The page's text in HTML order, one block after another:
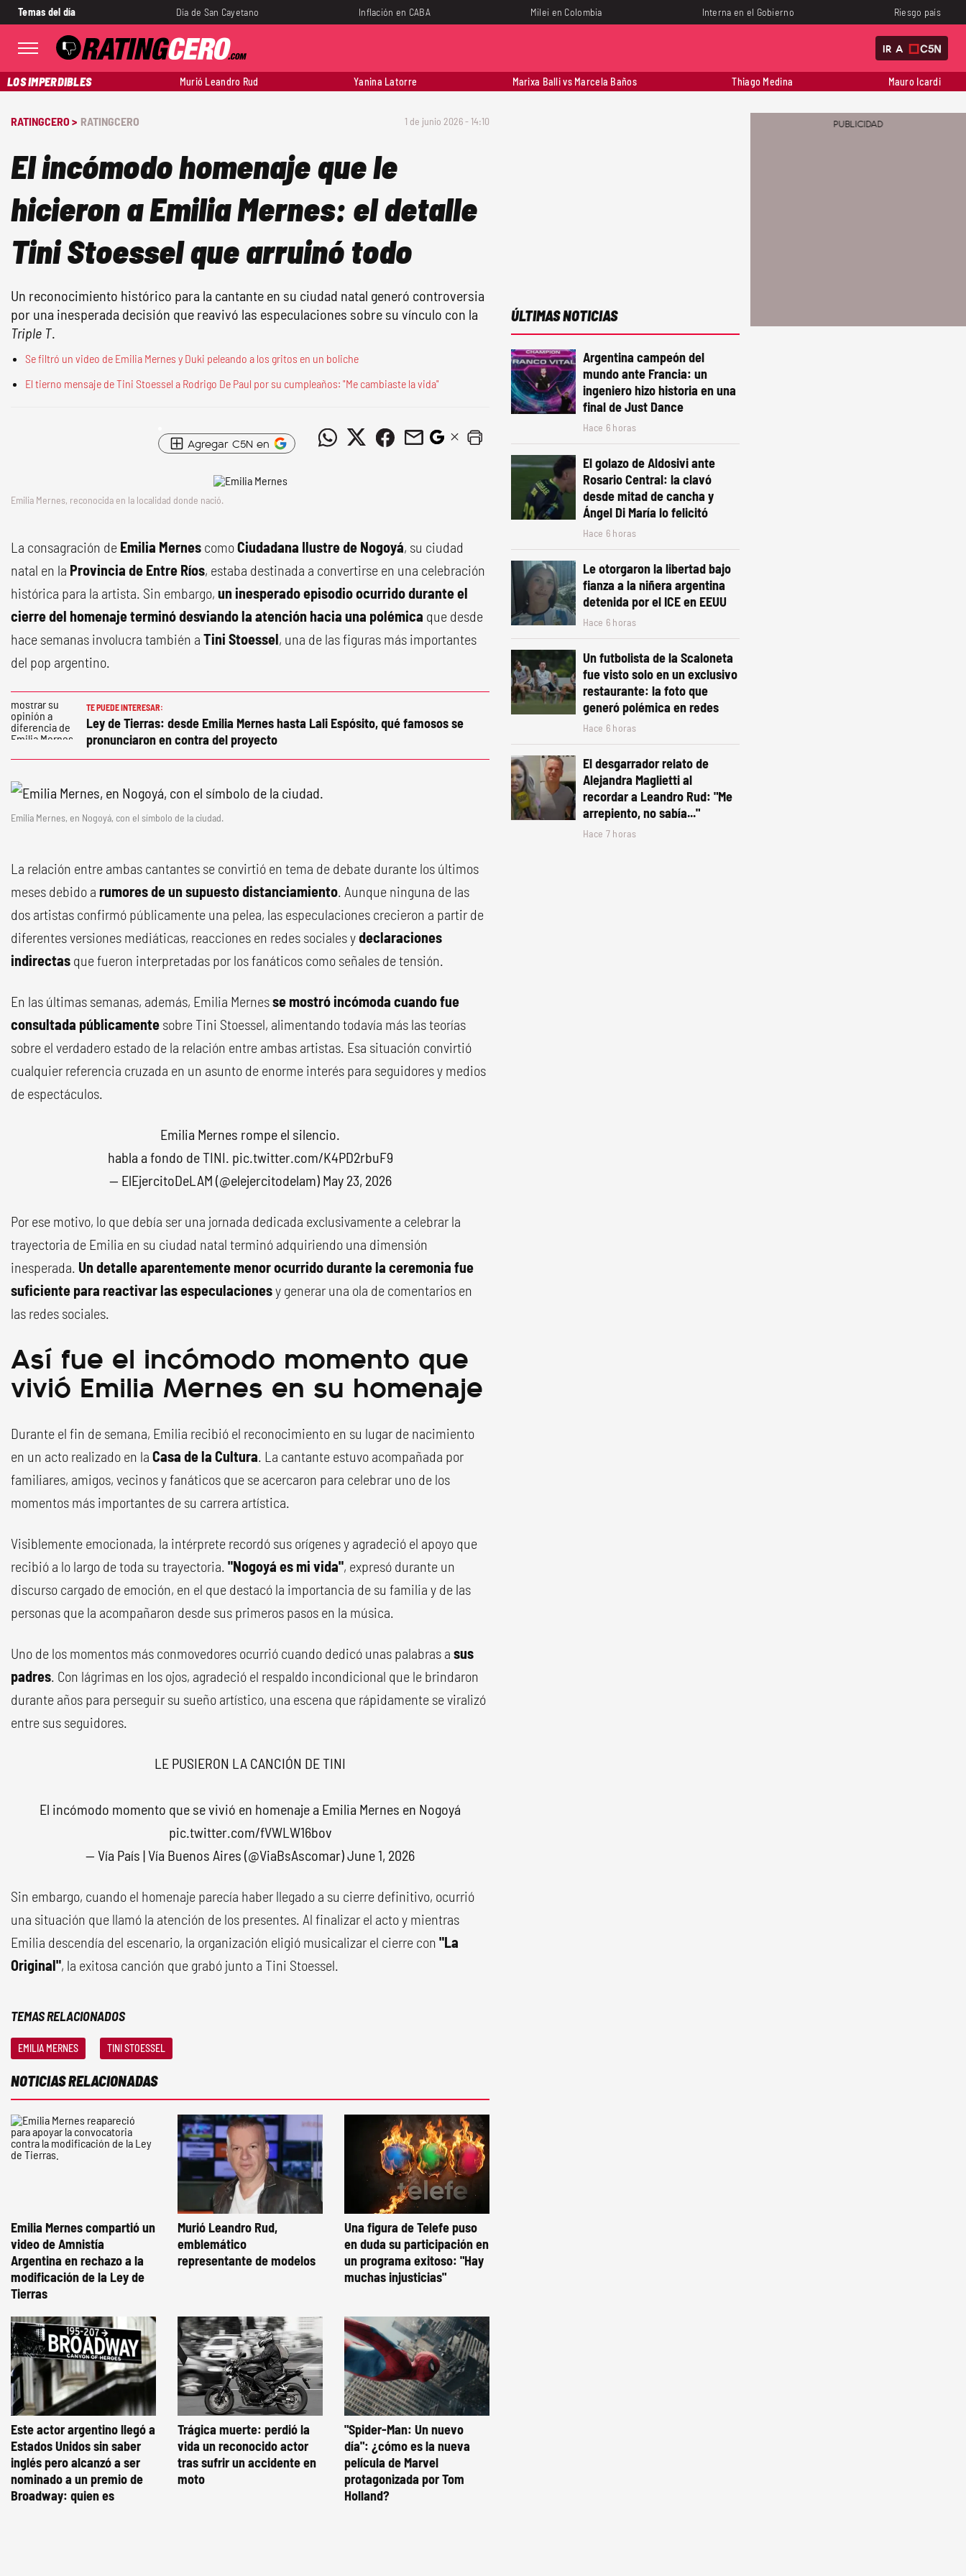
Temas del día Día de San Cayetano Inflación en CABA Milei en Colombia Interna en el Gobierno Riesgo país
IR A
LOS IMPERDIBLES Murió Leandro Rud Yanina Latorre Marixa Balli vs Marcela Baños Thiago Medina Mauro Icardi
RATINGCERO > RATINGCERO 1 de junio 2026 - 14:10
El incómodo homenaje que le
hicieron a Emilia Mernes: el detalle
Tini Stoessel que arruinó todo
Un reconocimiento histórico para la cantante en su ciudad natal generó controversia
por una inesperada decisión que reavivó las especulaciones sobre su vínculo con la
Triple T.
Se filtró un video de Emilia Mernes y Duki peleando a los gritos en un boliche
El tierno mensaje de Tini Stoessel a Rodrigo De Paul por su cumpleaños: "Me cambiaste la vida"
Agregar C5N en
Emilia Mernes, reconocida en la localidad donde nació.
La consagración de Emilia Mernes comoCiudadana Ilustre de Nogoyá, su ciudad
natal en la Provincia de Entre Ríos, estaba destinada a convertirse en una celebración
histórica para la artista. Sin embargo, un inesperado episodio ocurrido durante el
cierre del homenaje terminó desviando la atención hacia una polémica que desde
hace semanas involucra también a Tini Stoessel, una de las figuras más importantes
del pop argentino.
TE PUEDE INTERESAR:
Ley de Tierras: desde Emilia Mernes hasta Lali Espósito, qué famosos se
pronunciaron en contra del proyecto
Emilia Mernes, en Nogoyá, con el símbolo de la ciudad.
La relación entre ambas cantantes se convirtió en tema de debate durante los últimos
meses debido a rumores de un supuesto distanciamiento. Aunque ninguna de las
dos artistas confirmó públicamente una pelea, las especulaciones crecieron a partir de
diferentes versiones mediáticas, reacciones en redes sociales ydeclaraciones
indirectas que fueron interpretadas por los fanáticos como señales de tensión.
En las últimas semanas, además, Emilia Mernesse mostró incómoda cuando fue
consultada públicamente sobre Tini Stoessel, alimentando todavía más las teorías
sobre el verdadero estado de la relación entre ambas artistas. Esa situación convirtió
cualquier referencia cruzada en un asunto de enorme interés para seguidores y medios
de espectáculos.
Emilia Mernes rompe el silencio.
habla a fondo de TINI. pic.twitter.com/K4PD2rbuF9
— ElEjercitoDeLAM (@elejercitodelam) May 23, 2026
Por ese motivo, lo que debía ser una jornada dedicada exclusivamente a celebrar la
trayectoria de Emilia en su ciudad natal terminó adquiriendo una dimensión
inesperada. Un detalle aparentemente menor ocurrido durante la ceremonia fue
suficiente para reactivar las especulacionesy generar una ola de comentarios en
las redes sociales.
Así fue el incómodo momento que
vivió Emilia Mernes en su homenaje
Durante el fin de semana, Emilia recibió el reconocimiento en su lugar de nacimiento
en un acto realizado en la Casa de la Cultura. La cantante estuvo acompañada por
familiares, amigos, vecinos y fanáticos que se acercaron para celebrar uno de los
momentos más importantes de su carrera artística.
Visiblemente emocionada, la intérprete recordó sus orígenes y agradeció el apoyo que
recibió a lo largo de toda su trayectoria. "Nogoyá es mi vida", expresó durante un
discurso cargado de emoción, en el que destacó la importancia de su familia y de las
personas que la acompañaron desde sus primeros pasos en la música.
Uno de los momentos más conmovedores ocurrió cuando dedicó unas palabras a sus
padres. Con lágrimas en los ojos, agradeció el respaldo incondicional que le brindaron
durante años para perseguir su sueño artístico, una escena que rápidamente se viralizó
entre sus seguidores.
LE PUSIERON LA CANCIÓN DE TINI
El incómodo momento que se vivió en homenaje a Emilia Mernes en Nogoyá
pic.twitter.com/fVWLW16bov
— Vía País | Vía Buenos Aires (@ViaBsAscomar)June 1, 2026
Sin embargo, cuando el homenaje parecía haber llegado a su cierre definitivo, ocurrió
una situación que llamó la atención de los presentes. Al finalizar el acto y mientras
Emilia descendía del escenario, la organización eligió musicalizar el cierre con "La
Original", la exitosa canción que grabó junto a Tini Stoessel.
TEMAS RELACIONADOS
EMILIA MERNES TINI STOESSEL
NOTICIAS RELACIONADAS
Emilia Mernes compartió un
video de Amnistía
Argentina en rechazo a la
modificación de la Ley de
Tierras
Murió Leandro Rud,
emblemático
representante de modelos
Una figura de Telefe puso
en duda su participación en
un programa exitoso: "Hay
muchas injusticias"
Este actor argentino llegó a
Estados Unidos sin saber
inglés pero alcanzó a ser
nominado a un premio de
Broadway: quien es
Trágica muerte: perdió la
vida un reconocido actor
tras sufrir un accidente en
moto
"Spider-Man: Un nuevo
día": ¿cómo es la nueva
película de Marvel
protagonizada por Tom
Holland?
ÚLTIMAS NOTICIAS
Argentina campeón del
mundo ante Francia: un
ingeniero hizo historia en una
final de Just Dance
Hace 6 horas
El golazo de Aldosivi ante
Rosario Central: la clavó
desde mitad de cancha y
Ángel Di María lo felicitó
Hace 6 horas
Le otorgaron la libertad bajo
fianza a la niñera argentina
detenida por el ICE en EEUU
Hace 6 horas
Un futbolista de la Scaloneta
fue visto solo en un exclusivo
restaurante: la foto que
generó polémica en redes
Hace 6 horas
El desgarrador relato de
Alejandra Maglietti al
recordar a Leandro Rud: "Me
arrepiento, no sabía..."
Hace 7 horas